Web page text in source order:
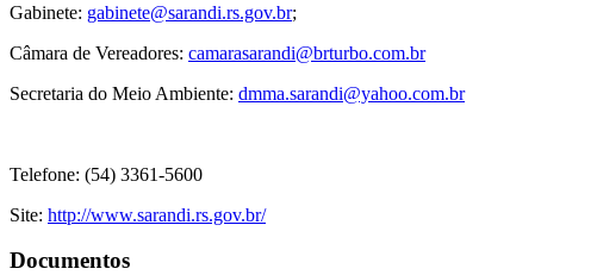
Gabinete: gabinete@sarandi.rs.gov.br;
Câmara de Vereadores: camarasarandi@brturbo.com.br
Secretaria do Meio Ambiente: dmma.sarandi@yahoo.com.br
Telefone: (54) 3361-5600
Site: http://www.sarandi.rs.gov.br/
Documentos